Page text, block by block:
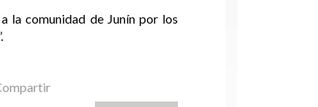
la comunidad de Junín por los